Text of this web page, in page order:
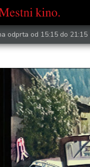
odprta od 15:15 do 21:15